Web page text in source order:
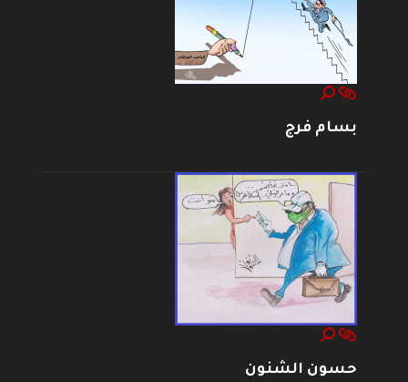
بسام فرج
حسون الشنون